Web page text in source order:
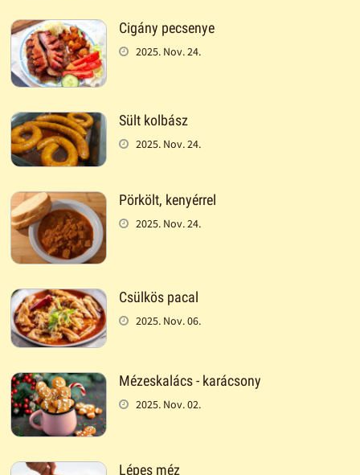
Cigány pecsenye
2025. Nov. 24.
Sült kolbász
2025. Nov. 24.
Pörkölt, kenyérrel
2025. Nov. 24.
Csülkös pacal
2025. Nov. 06.
Mézeskalács - karácsony
2025. Nov. 02.
Lépes méz